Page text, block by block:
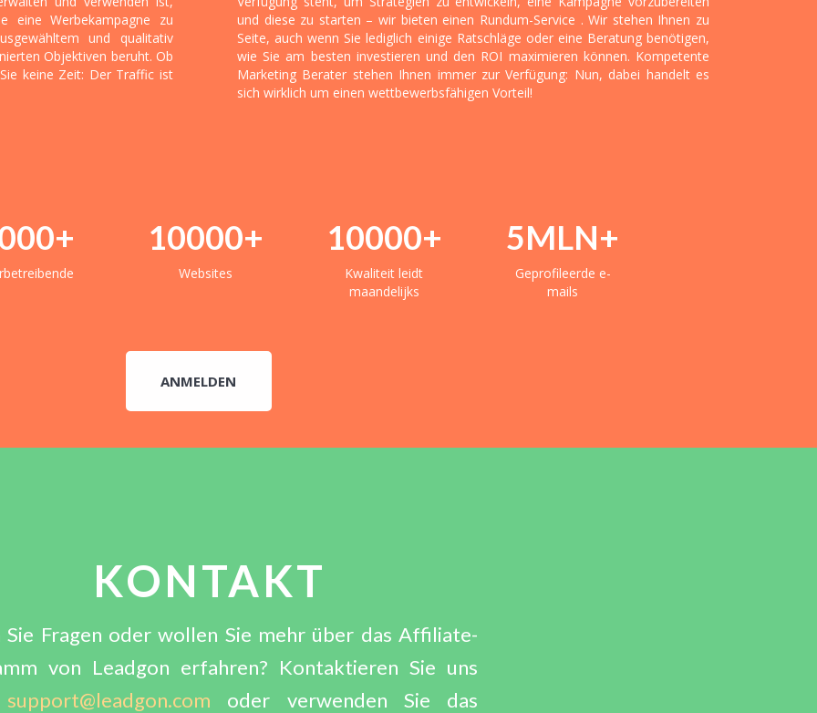
eine Werbekampagne zu
und qualitativ
Objektiven beruht. Ob
keine Zeit: Der Traffic ist
und diese zu starten – wir bieten einen Rundum-Service . Wir stehen Ihnen zu
Seite, auch wenn Sie lediglich einige Ratschläge oder eine Beratung benötigen,
wie Sie am besten investieren und den ROI maximieren können. Kompetente
Marketing Berater stehen Ihnen immer zur Verfügung: Nun, dabei handelt es
sich wirklich um einen wettbewerbsfähigen Vorteil!
+ 10000+
Websites
10000+
Kwaliteit leidt
maandelijks
5MLN+
Geprofileerde e-
mails
ANMELDEN
KONTAKT
Sie Fragen oder wollen Sie mehr über das Affiliate-
von Leadgon erfahren? Kontaktieren Sie uns
support@leadgon.com oder verwenden Sie das